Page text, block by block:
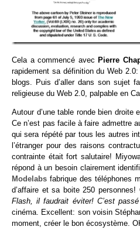
Cela a commencé avec Pierre
rapidement sa définition du Web
blogs. Puis d’aller dans son sujet
religieuse du Web 2.0, palpable en
Autour d’une table ronde bien droite
Ce n’est pas facile à faire admettre
qui sera répété par tous les autres
l’étranger pour des raisons
contrainte était fort salutaire!
répond à un besoin clairement
Modelabs fabrique des téléphones
d’affaire et sa boite 250
Flash, il faudrait éviter! C’est
cinéma. Excellent: son voisin
moment, créer le bon écosystème.